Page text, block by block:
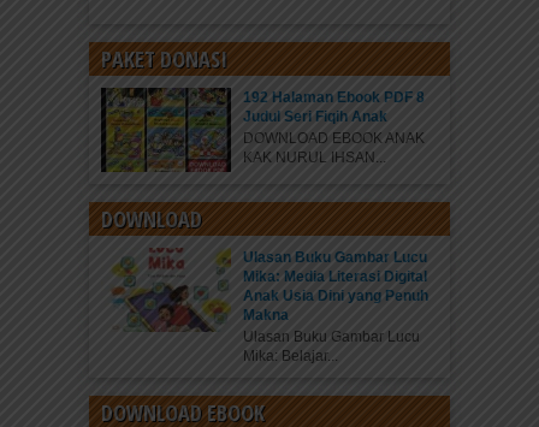
PAKET DONASI
192 Halaman Ebook PDF 8
Judul Seri Fiqih Anak
DOWNLOAD EBOOK ANAK
KAK NURUL IHSAN...
DOWNLOAD
Ulasan Buku Gambar Lucu
Mika: Media Literasi Digital
Anak Usia Dini yang Penuh
Makna
Ulasan Buku Gambar Lucu
Mika: Belajar...
DOWNLOAD EBOOK